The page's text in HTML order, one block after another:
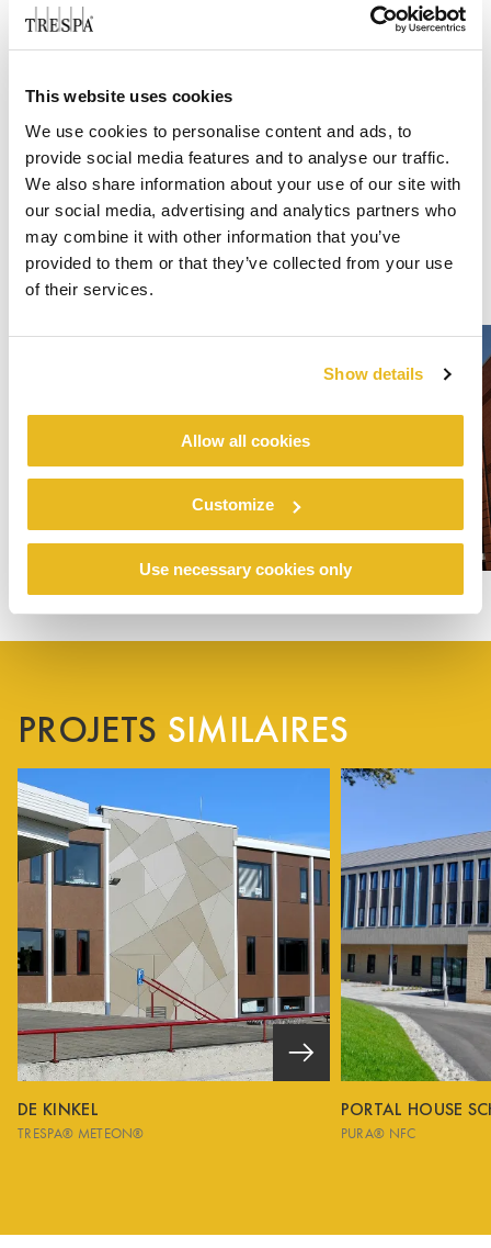
This website uses cookies
We use cookies to personalise content and ads, to
provide social media features and to analyse our traffic.
We also share information about your use of our site with
our social media, advertising and analytics partners who
may combine it with other information that you’ve
provided to them or that they’ve collected from your use
of their services.
Show details
Allow all cookies
Customize
Use necessary cookies only
PROJETS SIMILAIRES
DE KINKEL
TRESPA® METEON®
PORTAL HOUSE
PURA® NFC